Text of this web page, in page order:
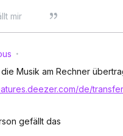
mir
Musik am Rechner
de/
gefällt das